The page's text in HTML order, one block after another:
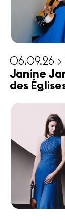
06.09.26 >
Janine
des